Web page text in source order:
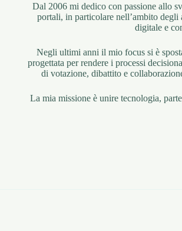
Dal 2006 mi dedico con passione allo
portali, in particolare nell’ambito
digitale e
Negli ultimi anni il mio focus si è
progettata per rendere i processi
di votazione, dibattito e
La mia missione è unire tecnologia,